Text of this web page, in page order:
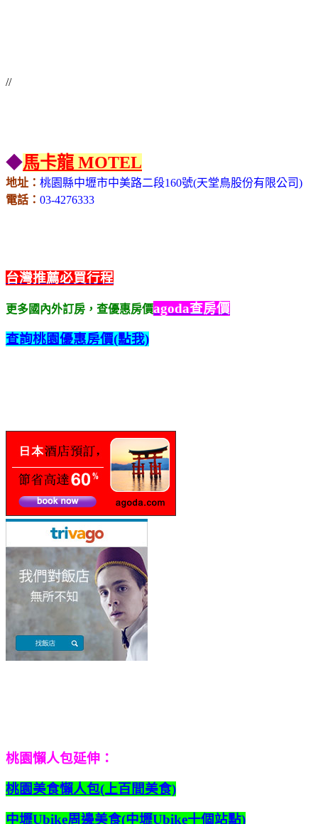
//
◆馬卡龍 MOTEL
地址： 桃園縣中壢市中美路二段160號(天堂鳥股份有限公司)
電話： 03-4276333
台灣推薦必買行程
更多國內外訂房，查優惠房價agoda查房價
查詢桃園優惠房價(點我)
桃園懶人包延伸：
桃園美食懶人包(上百間美食)
中壢Ubike周邊美食(中壢Ubike十個站點)